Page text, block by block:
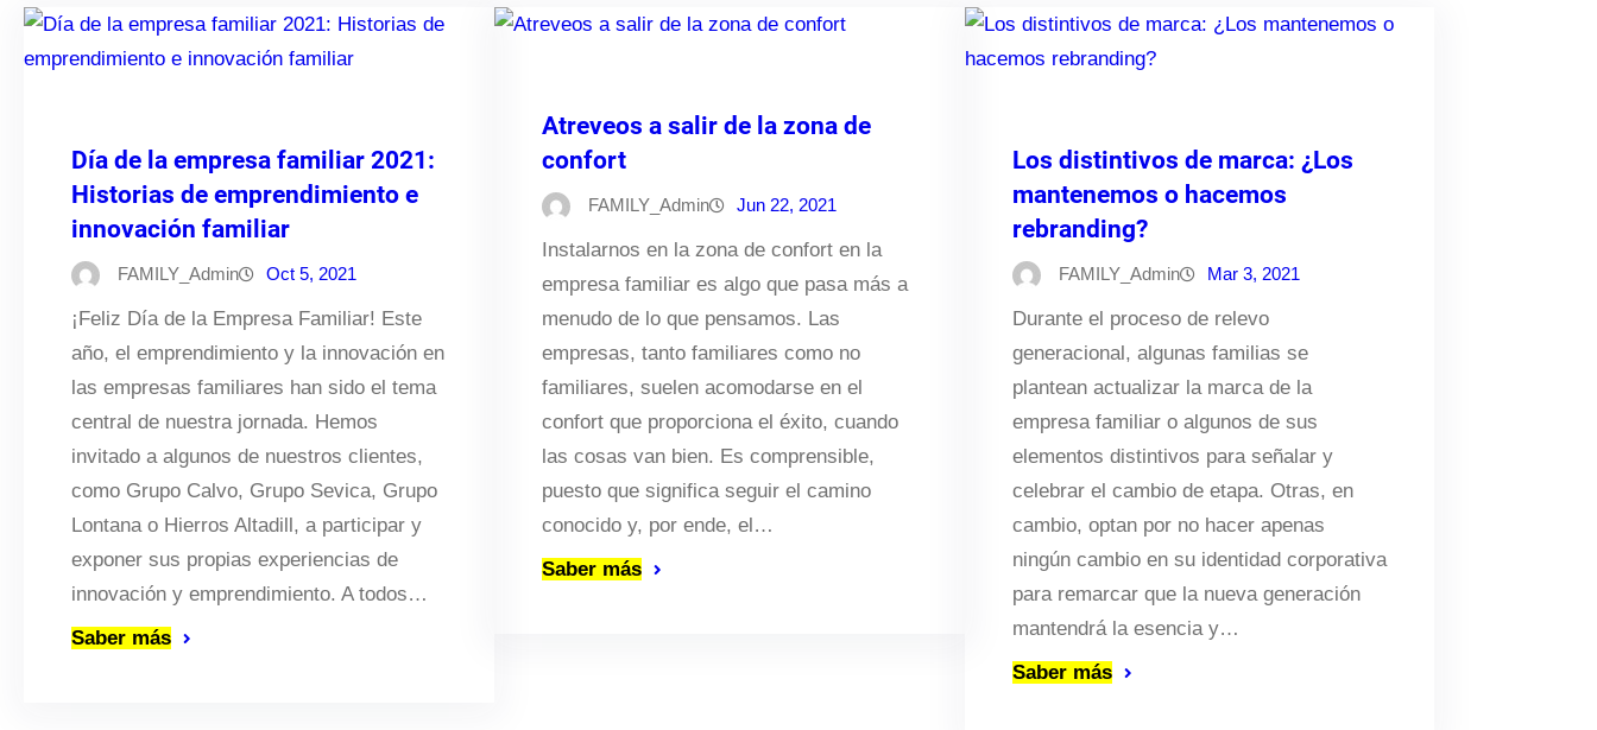
Día de la empresa familiar 2021:
Historias de emprendimiento e
innovación familiar
FAMILY_Admin Oct 5, 2021
¡Feliz Día de la Empresa Familiar! Este
año, el emprendimiento y la innovación en
las empresas familiares han sido el tema
central de nuestra jornada. Hemos
invitado a algunos de nuestros clientes,
como Grupo Calvo, Grupo Sevica, Grupo
Lontana o Hierros Altadill, a participar y
exponer sus propias experiencias de
innovación y emprendimiento. A todos…
Saber más
Atreveos a salir de la zona de
confort
FAMILY_Admin Jun 22, 2021
Instalarnos en la zona de confort en la
empresa familiar es algo que pasa más a
menudo de lo que pensamos. Las
empresas, tanto familiares como no
familiares, suelen acomodarse en el
confort que proporciona el éxito, cuando
las cosas van bien. Es comprensible,
puesto que significa seguir el camino
conocido y, por ende, el…
Saber más
Los distintivos de marca: ¿Los
mantenemos o hacemos
rebranding?
FAMILY_Admin Mar 3, 2021
Durante el proceso de relevo
generacional, algunas familias se
plantean actualizar la marca de la
empresa familiar o algunos de sus
elementos distintivos para señalar y
celebrar el cambio de etapa. Otras, en
cambio, optan por no hacer apenas
ningún cambio en su identidad corporativa
para remarcar que la nueva generación
mantendrá la esencia y…
Saber más